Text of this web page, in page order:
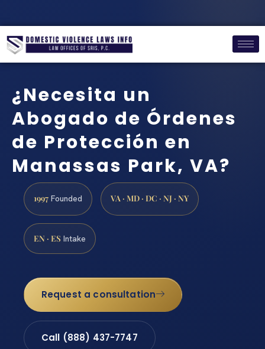
¿Necesita un
Abogado de Órdenes
de Protección en
Manassas Park, VA?
1997 Founded VA · MD · DC · NJ · NY
EN · ES Intake
Request a consultation
Call (888) 437-7747